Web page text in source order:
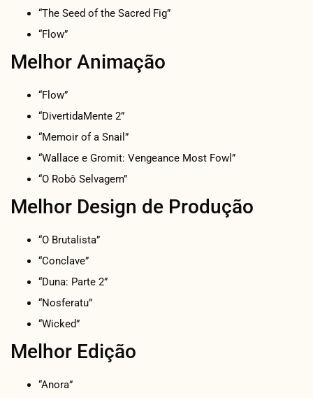
“The Seed of the Sacred Fig”
“Flow”
Melhor Animação
“Flow”
“DivertidaMente 2”
“Memoir of a Snail”
“Wallace e Gromit: Vengeance Most Fowl”
“O Robô Selvagem”
Melhor Design de Produção
“O Brutalista”
“Conclave”
“Duna: Parte 2”
“Nosferatu”
“Wicked”
Melhor Edição
“Anora”